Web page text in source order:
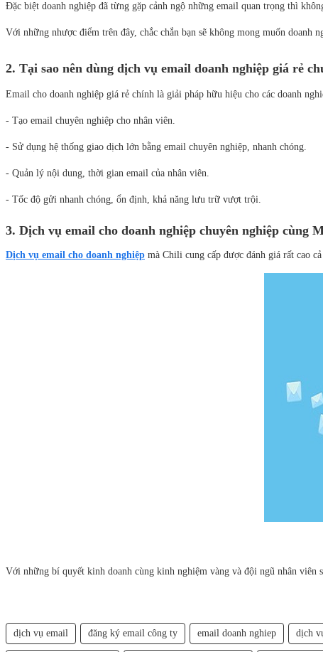
Đặc biệt doanh nghiệp đã từng gặp cảnh ngộ những email quan trọng thì
Với những nhược điểm trên đây, chắc chắn bạn sẽ không mong muốn doanh
2. Tại sao nên dùng dịch vụ email doanh nghiệp giá rẻ
Email cho doanh nghiệp giá rẻ chính là giải pháp hữu hiệu cho các doanh
- Tạo email chuyên nghiệp cho nhân viên.
- Sử dụng hệ thống giao dịch lớn bằng email chuyên nghiệp, nhanh chóng.
- Quản lý nội dung, thời gian email của nhân viên.
- Tốc độ gửi nhanh chóng, ổn định, khả năng lưu trữ vượt trội.
3. Dịch vụ email cho doanh nghiệp chuyên nghiệp cùng
Dịch vụ email cho doanh nghiệp mà Chili cung cấp được đánh giá rất cao
Với những bí quyết kinh doanh cùng kinh nghiệm vàng và đội ngũ nhân viên
dịch vụ email đăng ký email công ty email doanh nghiep dịch